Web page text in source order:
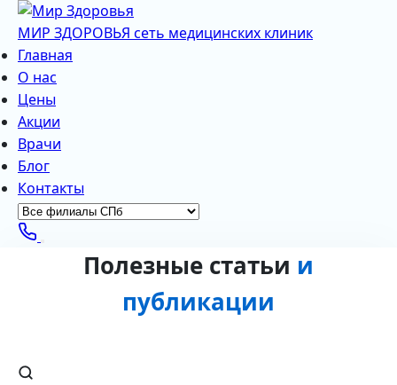
МИР ЗДОРОВЬЯ сеть медицинских клиник
Главная
О нас
Цены
Акции
Врачи
Блог
Контакты
Полезные статьи и
публикации